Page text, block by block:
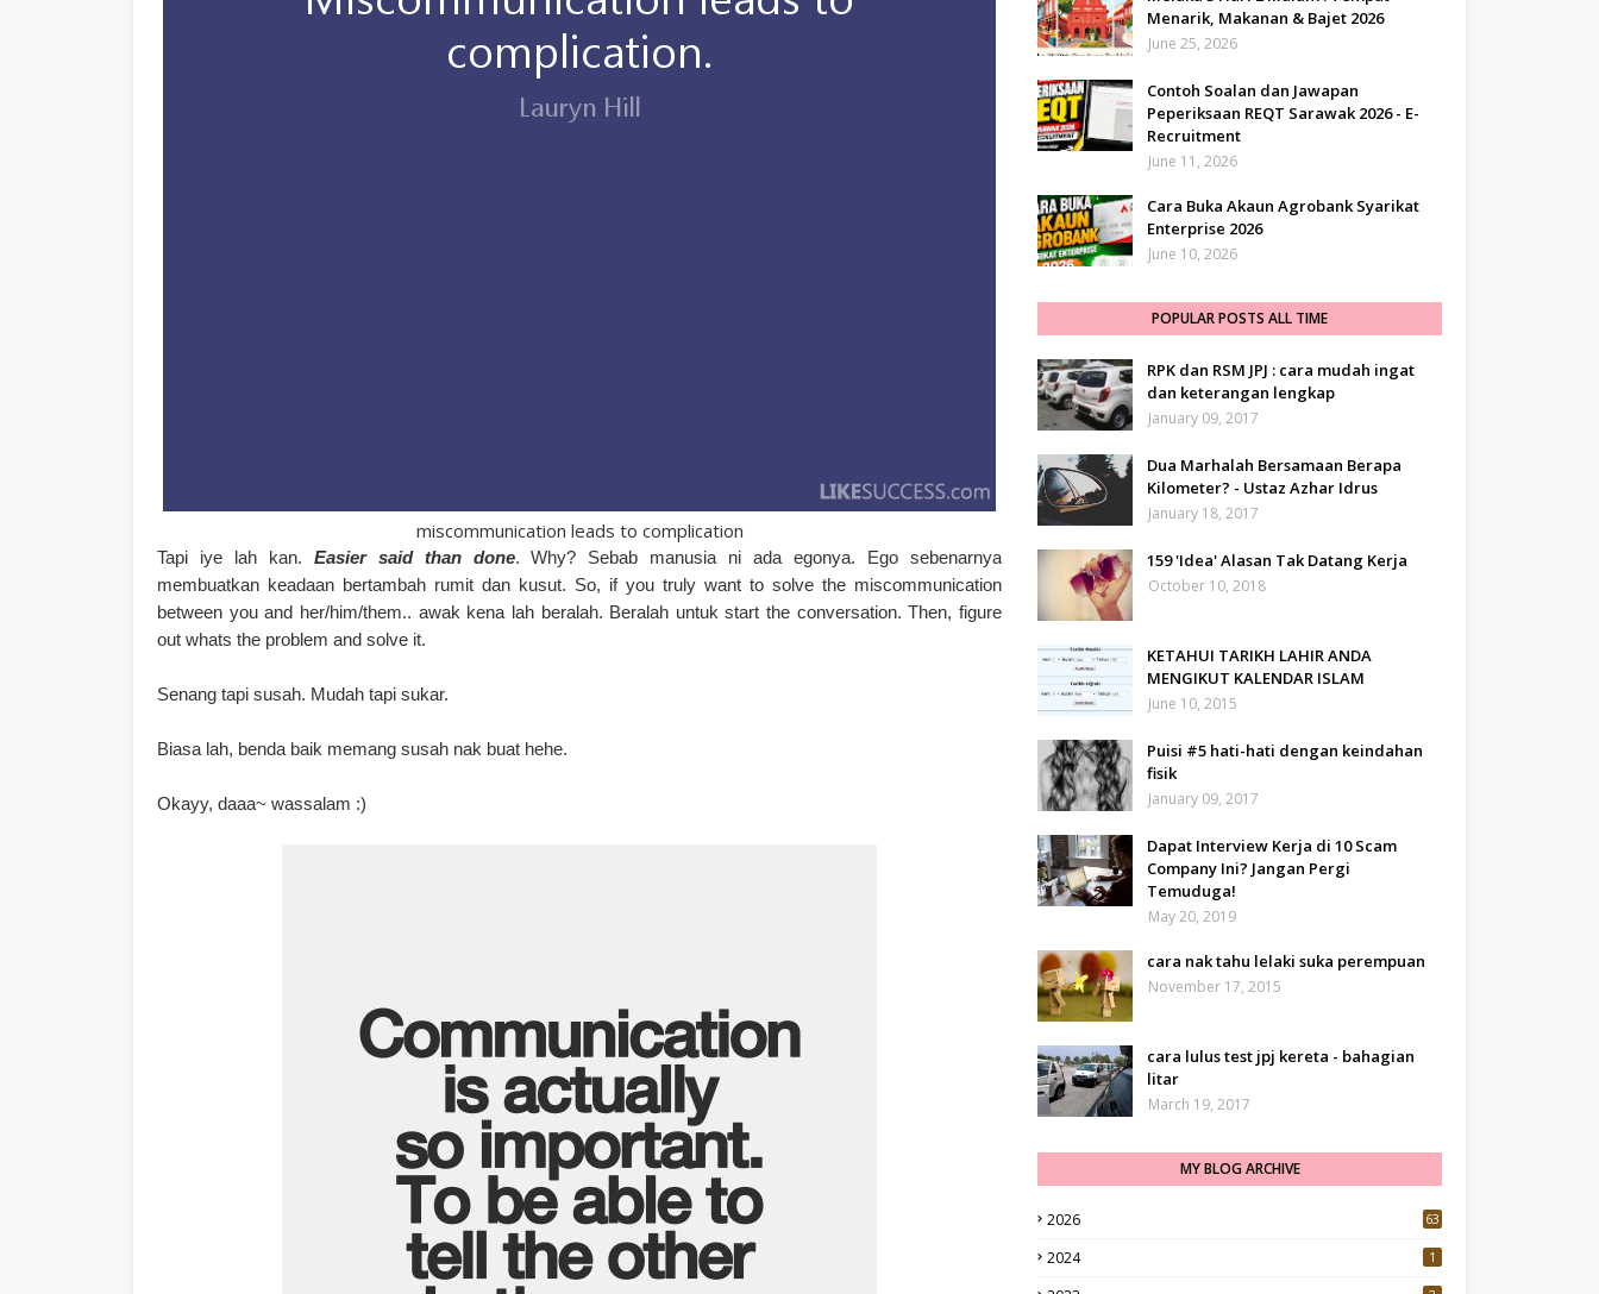
miscommunication leads to complication
Tapi iye lah kan. Easier said than done. Why? Sebab manusia ni ada egonya. Ego sebenarnya
membuatkan keadaan bertambah rumit dan kusut. So, if you truly want to solve the miscommunication
between you and her/him/them.. awak kena lah beralah. Beralah untuk start the conversation. Then, figure
out whats the problem and solve it.
Senang tapi susah. Mudah tapi sukar.
Biasa lah, benda baik memang susah nak buat hehe.
Okayy, daaa~ wassalam :)
Menarik, Makanan & Bajet 2026
June 25, 2026
Contoh Soalan dan Jawapan
Peperiksaan REQT Sarawak 2026 - E-
Recruitment
June 11, 2026
Cara Buka Akaun Agrobank Syarikat
Enterprise 2026
June 10, 2026
POPULAR POSTS ALL TIME
RPK dan RSM JPJ : cara mudah ingat
dan keterangan lengkap
January 09, 2017
Dua Marhalah Bersamaan Berapa
Kilometer? - Ustaz Azhar Idrus
January 18, 2017
159 'Idea' Alasan Tak Datang Kerja
October 10, 2018
KETAHUI TARIKH LAHIR ANDA
MENGIKUT KALENDAR ISLAM
June 10, 2015
Puisi #5 hati-hati dengan keindahan
fisik
January 09, 2017
Dapat Interview Kerja di 10 Scam
Company Ini? Jangan Pergi
Temuduga!
May 20, 2019
cara nak tahu lelaki suka perempuan
November 17, 2015
cara lulus test jpj kereta - bahagian
litar
March 19, 2017
MY BLOG ARCHIVE
2026 63
2024 1